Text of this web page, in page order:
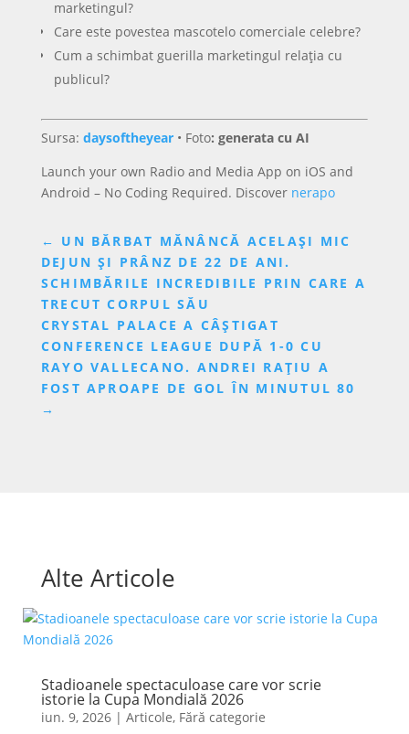
marketingul?
Care este povestea mascotelo comerciale celebre?
Cum a schimbat guerilla marketingul relația cu
publicul?
Sursa: daysoftheyear• Foto: generata cu AI
Launch your own Radio and Media App on iOS and
Android – No Coding Required. Discover nerapo
← UN BĂRBAT MĂNÂNCĂ ACELAȘI MIC
DEJUN ȘI PRÂNZ DE 22 DE ANI.
SCHIMBĂRILE INCREDIBILE PRIN CARE A
TRECUT CORPUL SĂU
CRYSTAL PALACE A CÂȘTIGAT
CONFERENCE LEAGUE DUPĂ 1-0 CU
RAYO VALLECANO. ANDREI RAȚIU A
FOST APROAPE DE GOL ÎN MINUTUL 80
→
Alte Articole
Stadioanele spectaculoase care vor scrie
istorie la Cupa Mondială 2026
iun. 9, 2026| Articole, Fără categorie